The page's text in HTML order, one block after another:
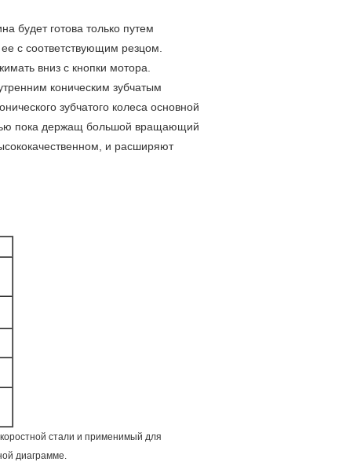
будет готова только путем
с соответствующим резцом.
вниз с кнопки мотора.
коническим зубчатым
зубчатого колеса основной
пока держащ большой вращающий
и расширяют
стали и применимый для
диаграмме.